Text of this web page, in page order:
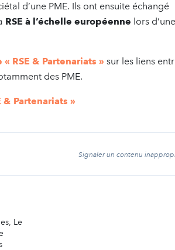
d’une PME. Ils ont ensuite échangé
RSE à l’échelle européenne lors d’une
RSE & Partenariats » sur les liens
des PME.
Partenariats »
Signaler un contenu
Le